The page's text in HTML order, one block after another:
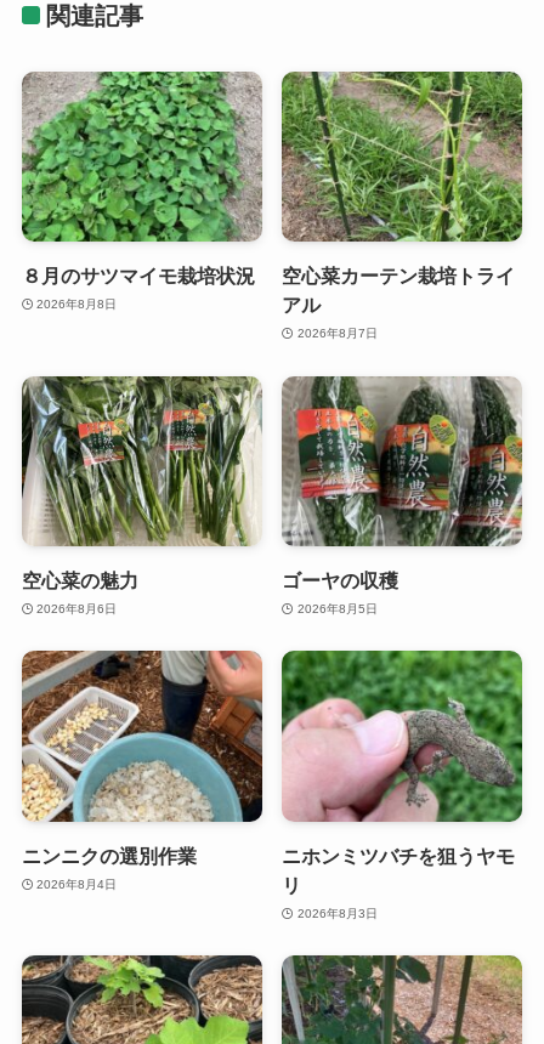
関連記事
８月のサツマイモ栽培状況
2026年8月8日
空心菜カーテン栽培トライ
アル
2026年8月7日
空心菜の魅力
2026年8月6日
ゴーヤの収穫
2026年8月5日
ニンニクの選別作業
2026年8月4日
ニホンミツバチを狙うヤモ
リ
2026年8月3日